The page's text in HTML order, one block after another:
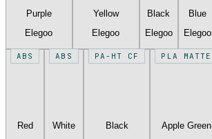
Purple
Elegoo
Yellow
Elegoo
Black
Elegoo
Blue
Elegoo
ABS
Red
ABS
White
PA-HT CF
Black
PLA MATTE
Apple Green